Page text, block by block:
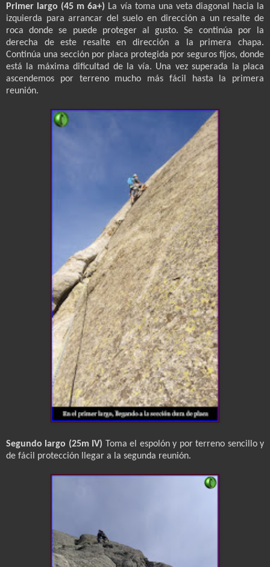
Primer largo (45 m 6a+) La vía toma una veta diagonal hacia la
izquierda para arrancar del suelo en dirección a un resalte de
roca donde se puede proteger al gusto. Se continúa por la
derecha de este resalte en dirección a la primera chapa.
Continúa una sección por placa protegida por seguros fijos, donde
está la máxima dificultad de la vía. Una vez superada la placa
ascendemos por terreno mucho más fácil hasta la primera
reunión.
Segundo largo (25m IV)
Toma el espolón y por terreno sencillo y
de fácil protección llegar a la segunda reunión.